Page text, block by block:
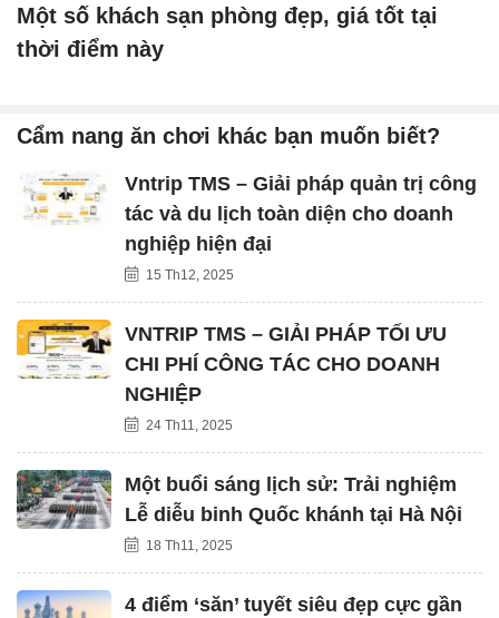
Một số khách sạn phòng đẹp, giá tốt tại
thời điểm này
Cẩm nang ăn chơi khác bạn muốn biết?
Vntrip TMS – Giải pháp quản trị công
tác và du lịch toàn diện cho doanh
nghiệp hiện đại
15 Th12, 2025
VNTRIP TMS – GIẢI PHÁP TỐI ƯU
CHI PHÍ CÔNG TÁC CHO DOANH
NGHIỆP
24 Th11, 2025
Một buổi sáng lịch sử: Trải nghiệm
Lễ diễu binh Quốc khánh tại Hà Nội
18 Th11, 2025
4 điểm ‘săn’ tuyết siêu đẹp cực gần